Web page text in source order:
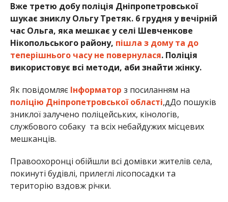
Вже третю добу поліція Дніпропетровської
шукає зниклу Ольгу Третяк. 6 грудня у вечірній
час Ольга, яка мешкає у селі Шевченкове
Нікопольського району, пішла з дому та до
теперішнього часу не повернулася. Поліція
використовує всі методи, аби знайти жінку.
Як повідомляє Інформатор з посиланням на
поліцію Дніпропетровської області,дДо пошуків
зниклої залучено поліцейських, кінологів,
службового собаку та всіх небайдужих місцевих
мешканців.
Правоохоронці обійшли всі домівки жителів села,
покинуті будівлі, прилеглі лісопосадки та
територію вздовж річки.